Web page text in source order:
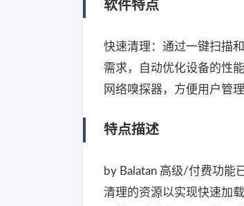
软件特点
快速清理：通过一键扫描
需求，自动优化设备的性
网络嗅探器，方便用户管
特点描述
by Balatan 高级/付费功能
清理的资源以实现快速加